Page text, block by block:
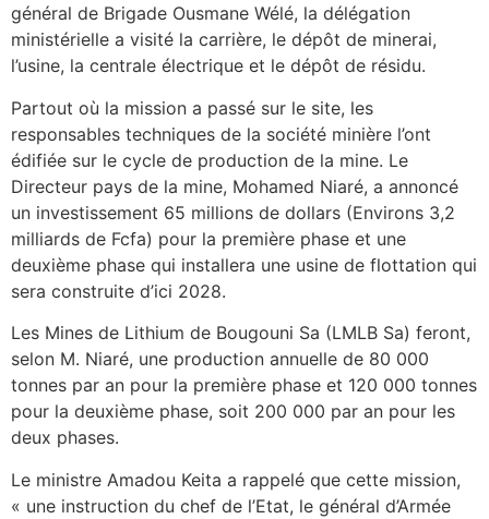
général de Brigade Ousmane Wélé, la délégation
ministérielle a visité la carrière, le dépôt de minerai,
l’usine, la centrale électrique et le dépôt de résidu.
Partout où la mission a passé sur le site, les
responsables techniques de la société minière l’ont
édifiée sur le cycle de production de la mine. Le
Directeur pays de la mine, Mohamed Niaré, a annoncé
un investissement 65 millions de dollars (Environs 3,2
milliards de Fcfa) pour la première phase et une
deuxième phase qui installera une usine de flottation qui
sera construite d’ici 2028.
Les Mines de Lithium de Bougouni Sa (LMLB Sa) feront,
selon M. Niaré, une production annuelle de 80 000
tonnes par an pour la première phase et 120 000 tonnes
pour la deuxième phase, soit 200 000 par an pour les
deux phases.
Le ministre Amadou Keita a rappelé que cette mission,
« une instruction du chef de l’Etat, le général d’Armée